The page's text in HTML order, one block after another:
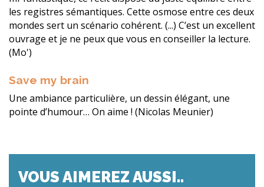
les registres sémantiques. Cette osmose entre ces deux
mondes sert un scénario cohérent. (...) C’est un excellent
ouvrage et je ne peux que vous en conseiller la lecture.
(Mo')
Save my brain
Une ambiance particulière, un dessin élégant, une
pointe d’humour… On aime ! (Nicolas Meunier)
VOUS AIMEREZ AUSSI..